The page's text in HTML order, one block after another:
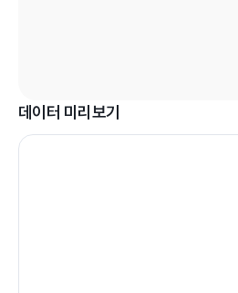
데이터 미리보기